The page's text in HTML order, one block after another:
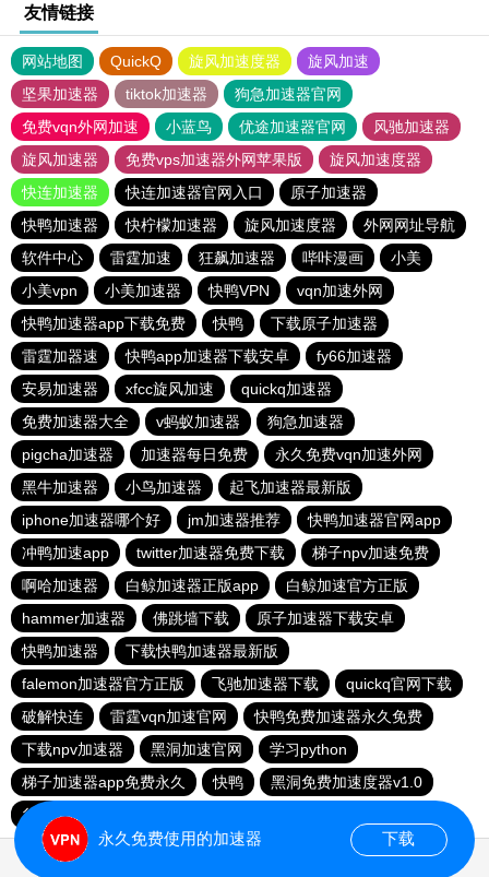
友情链接
网站地图 QuickQ 旋风加速度器
旋风加速
坚果加速器
tiktok加速器
狗急加速器官网
免费vqn外网加速
小蓝鸟 优途加速器官网
风驰加速器
旋风加速器
免费vps加速器外网苹果版
旋风加速度器
快连加速器
快连加速器官网入口
原子加速器
快鸭加速器
快柠檬加速器 旋风加速度器
外网网址导航
软件中心
雷霆加速 狂飙加速器 哔咔漫画
小美
小美vpn
小美加速器 快鸭VPN
vqn加速外网
快鸭加速器app下载免费
快鸭
下载原子加速器
雷霆加器速
快鸭app加速器下载安卓
fy66加速器
安易加速器
xfcc旋风加速
quickq加速器
免费加速器大全
v蚂蚁加速器
狗急加速器
pigcha加速器
加速器每日免费
永久免费vqn加速外网
黑牛加速器
小鸟加速器
起飞加速器最新版
iphone加速器哪个好
jm加速器推荐
快鸭加速器官网app
冲鸭加速app
twitter加速器免费下载
梯子npv加速免费
啊哈加速器
白鲸加速器正版app
白鲸加速官方正版
hammer加速器
佛跳墙下载
原子加速器下载安卓
快鸭加速器
下载快鸭加速器最新版
falemon加速器官方正版
飞驰加速器下载
quickq官网下载
破解快连
雷霆vqn加速官网
快鸭免费加速器永久免费
下载npv加速器
黑洞加速官网
学习python
梯子加速器app免费永久
快鸭
黑洞免费加速度器v1.0
谷歌加速器
永久免费使用的加速器 下载